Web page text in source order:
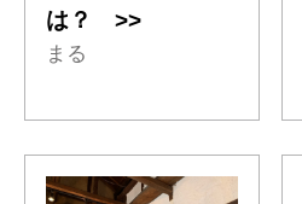
は？ >>
まる